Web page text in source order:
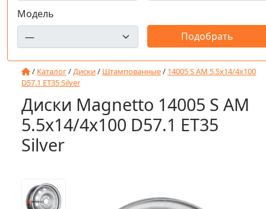
Модель
/ Каталог/Диски/ Штампованные/ 14005 S AM 5.5x14/4x100
D57.1 ET35 Silver
Диски Magnetto 14005 S AM
5.5x14/4x100 D57.1 ET35
Silver